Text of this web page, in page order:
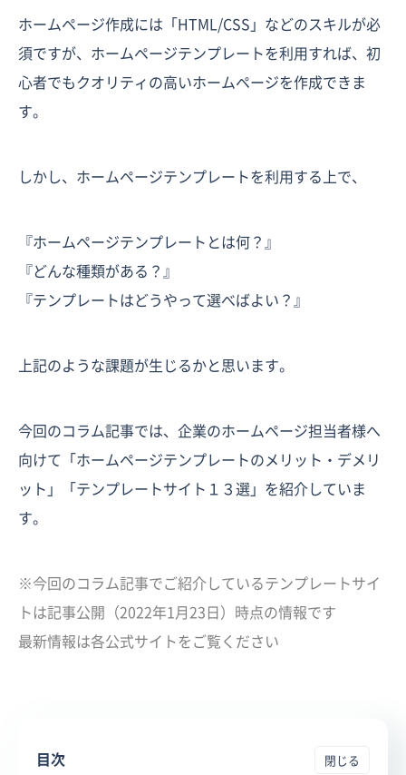
ホームページ作成には「HTML/CSS」などのスキルが必
須ですが、ホームページテンプレートを利用すれば、初
心者でもクオリティの高いホームページを作成できま
す。
しかし、ホームページテンプレートを利用する上で、
『ホームページテンプレートとは何？』
『どんな種類がある？』
『テンプレートはどうやって選べばよい？』
上記のような課題が生じるかと思います。
今回のコラム記事では、企業のホームページ担当者様へ
向けて「ホームページテンプレートのメリット・デメリ
ット」「テンプレートサイト１３選」を紹介していま
す。
※今回のコラム記事でご紹介しているテンプレートサイ
トは記事公開（2022年1月23日）時点の情報です
最新情報は各公式サイトをご覧ください
目次